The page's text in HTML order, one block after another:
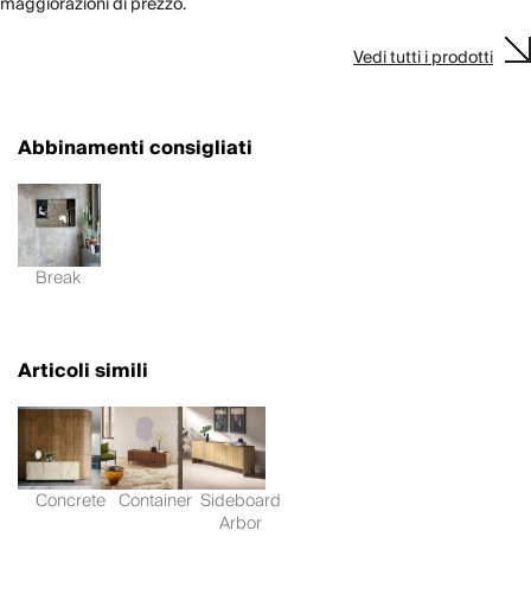
Vedi tutti i prodotti
Abbinamenti consigliati
Break
Articoli simili
Concrete Container Sideboard
Arbor